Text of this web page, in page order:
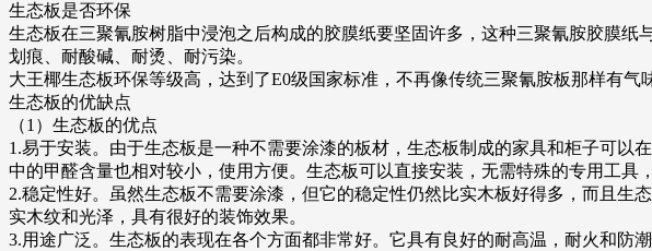
生态板是否环保
生态板在三聚氰胺树脂中浸泡之后构成的胶膜纸要坚固许多，这种三聚氰胺胶膜
划痕、耐酸碱、耐烫、耐污染。
大王椰生态板环保等级高，达到了E0级国家标准，不再像传统三聚氰胺板那样有
生态板的优缺点
（1）生态板的优点
1.易于安装。由于生态板是一种不需要涂漆的板材，生态板制成的家具和柜子可
中的甲醛含量也相对较小，使用方便。生态板可以直接安装，无需特殊的专用工具
2.稳定性好。虽然生态板不需要涂漆，但它的稳定性仍然比实木板好得多，而且
实木纹和光泽，具有很好的装饰效果。
3.用途广泛。生态板的表现在各个方面都非常好。它具有良好的耐高温，耐火和